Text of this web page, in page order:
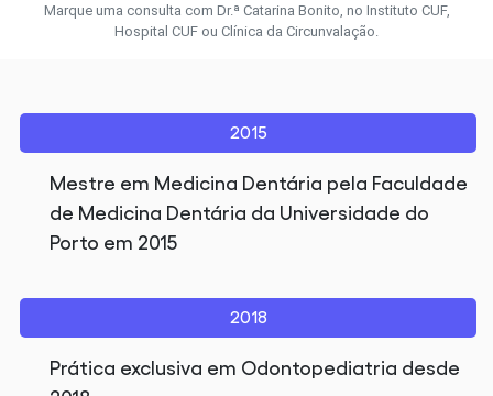
Marque uma consulta com Dr.ª Catarina Bonito, no Instituto CUF,
Hospital CUF ou Clínica da Circunvalação.
2015
Mestre em Medicina Dentária pela Faculdade
de Medicina Dentária da Universidade do
Porto em 2015
2018
Prática exclusiva em Odontopediatria desde